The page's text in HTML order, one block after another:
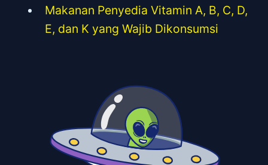
Makanan Penyedia Vitamin A, B, C, D,
E, dan K yang Wajib Dikonsumsi